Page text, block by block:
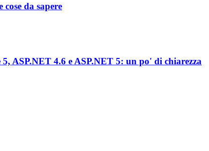
da sapere
ASP.NET 4.6 e ASP.NET 5: un po' di chiarezza